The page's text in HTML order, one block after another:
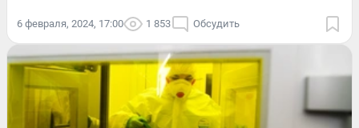
6 февраля, 2024, 17:00 1 853 Обсудить